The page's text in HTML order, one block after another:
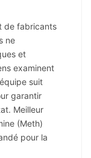
de fabricants
ne
et
examinent
suit
garantir
Meilleur
(Meth)
pour la